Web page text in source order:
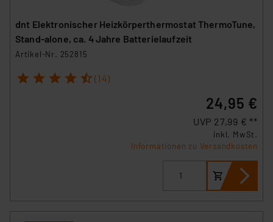
dnt Elektronischer Heizkörperthermostat ThermoTune,
Stand-alone, ca. 4 Jahre Batterielaufzeit
Artikel-Nr. 252815
1 2 3 4 5 (14)
24,95 €
UVP 27,99 € **
inkl. MwSt.
Informationen zu Versandkosten